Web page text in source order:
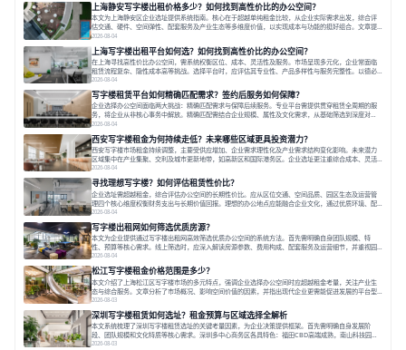
上海静安写字楼出租价格多少？如何找到高性价比的办公空间？
本文为上海静安区企业选址提供系统指南。核心在于超越单纯租金比较，从企业实际需求出发，综合评
估交通、硬件、空间弹性、配套服务及产业生态等多维度价值，以实现成本与功能的挺好组合。文章提
出打破固定工位思维，采用精装灵活空间与共享配套以提升性价比，并通过不同规模企业的实际案例加
以说明。之后指出，专业运营服务商提供的稳定环境、社群活动与产业集聚等增值服务，是很大化空间
价值、助力企业成长的关键。对于许多在
2026-08-04
上海写字楼出租平台如何选？如何找到高性价比的办公空间？
在上海寻找高性价比办公空间，需系统权衡区位、成本、灵活性及服务。市场呈现多元化，企业常面临
租赁流程复杂、隐性成本高等挑战。选择平台时，应评估其专业性、产品多样性与服务完整性。以德必
为例，其提供从空间到生态的解决方案，通过特色园区、灵活产品和丰富配套，满足不同企业需求。企
业应明确自身需求，实地考察，选择能支持长期发展、提升竞争力的办公空间。在上海寻找合适的办公
空间，对于企业行政负责人、中小企业主
2026-08-04
写字楼租赁平台如何精确匹配需求？签约后服务如何保障？
企业选择办公空间面临两大挑战：精确匹配需求与保障后续服务。专业平台需提供贯穿租赁全周期的服
务，将企业从非核心事务中解放。精确匹配需结合企业规模、属性及文化需求，从基础筛选到深度对
接；签约后则需构建覆盖硬件运维、共享配套及专业物业的全周期保障体系。德必集团通过标准化服务
与个性化运营结合，以全国布局和产业生态圈为企业提供稳定支持，体现了从信息撮合到深度服务的能
力转变。在为企业寻找办公空间的过程中，
2026-08-04
西安写字楼租金为何持续走低？未来哪些区域更具投资潜力？
西安写字楼市场租金持续调整，主要受供应增加、企业需求理性化及产业需求结构变化影响。未来潜力
区域集中在产业集聚、交利及城市更新地带，如高新区和国际港务区。企业选址更注重综合成本、灵活
性与员工体验，倾向于提供全包式服务的办公空间。专业运营方通过空间优化与社群服务，助力企业成
长，推动市场向多元化、高性价比方向发展。近年来，西安写字楼市场呈现出租金持续调整的态势，这
一现象引发了的广泛关注。作为西部重要
2026-08-04
寻找理想写字楼？如何评估租赁性价比？
企业选址需超越租金，综合评估办公空间的长期性价比。应从区位交通、空间品质、园区生态及运营管
理四个核心维度权衡财务支出与长期价值回报。理想的办公地点应能融合企业文化，通过优质环境、配
套服务及社群资源赋能业务增长，实现成本与价值的平衡。对于许多正在成长或寻求稳定发展的企业而
言，寻找一处合适的办公空间是一项至关重要的决策。这不仅关系到团队的日常工作效率与协作氛围，
更直接影响着企业的品牌形象、运营成本
2026-08-04
写字楼出租网如何筛选优质房源？
本文为企业提供通过写字楼出租网高效筛选优质办公空间的系统方法。首先需明确自身团队规模、特
性、预算等核心需求。线上筛选时，应深入解读房源参数、费用构成、配套服务及运营细节，并重视园
区产业生态与交通区位价值。同时，需考察运营方的品牌背景与持续服务能力。完成线上初选后，必须
进行线下实地验证，核对空间实景、测试设施、感受园区氛围并确认合同条款，从而做出精确决策。在
数字化时代，写字楼出租网已成为企业寻找
2026-08-04
松江写字楼租金价格范围是多少？
本文介绍了上海松江区写字楼市场的多元特点，强调企业选择办公空间时应超越租金考量，关注产业生
态与综合服务。文章分析了市场概况、影响空间价值的因素，并指出现代企业更需能促进发展的平台型
空间。之后，以德必集团为例，说明运营方如何通过构建服务生态助力企业成长，建议企业系统评估需
求与长期价值，选择匹配的发展载体。对于许多寻求在上海松江区设立或扩展办公空间的企业而言，了
解该区域的写字楼市场概况是决策的首先
2026-08-03
深圳写字楼租赁如何选址？租金预算与区域选择全解析
本文系统梳理了深圳写字楼租赁选址的关键考量因素，为企业决策提供框架。首先需明确自身发展阶
段、团队规模和文化特质等核心需求。深圳多中心商务区各具特色：福田CBD高端成熟，南山科技园创
新活力强，前海具政策优势。除传统写字楼外，创意产业园注重生态与社群，适合文创、科技类企业。
2026-08-03